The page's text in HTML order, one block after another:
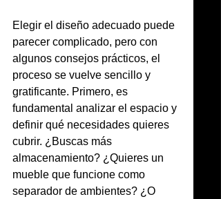
Elegir el diseño adecuado puede
parecer complicado, pero con
algunos consejos prácticos, el
proceso se vuelve sencillo y
gratificante. Primero, es
fundamental analizar el espacio y
definir qué necesidades quieres
cubrir. ¿Buscas más
almacenamiento? ¿Quieres un
mueble que funcione como
separador de ambientes? ¿O